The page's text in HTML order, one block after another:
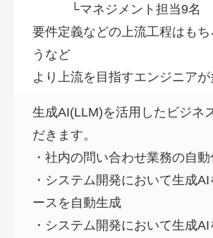
└マネジメント担当9名
要件定義などの上流工程はも
うなど
より上流を目指すエンジニアが
生成AI(LLM)を活用したビジ
だきます。
・社内の問い合わせ業務の自
・システム開発において生成
ースを自動生成
・システム開発において生成